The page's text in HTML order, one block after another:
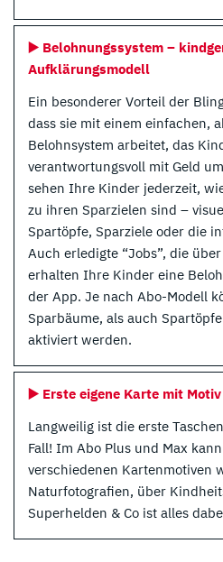
▶️ Belohnungssystem –
Aufklärungsmodell
Ein besonderer Vorteil der
dass sie mit einem einfachen,
Belohnsystem arbeitet, das
verantwortungsvoll mit Geld
sehen Ihre Kinder jederzeit,
zu ihren Sparzielen sind –
Spartöpfe, Sparziele oder die
Auch erledigte “Jobs”, die
erhalten Ihre Kinder eine
der App. Je nach Abo-Modell
Sparbäume, als auch
aktiviert werden.
▶️ Erste eigene Karte mit Motiv
Langweilig ist die erste
Fall! Im Abo Plus und Max
verschiedenen Kartenmotiven
Naturfotografien, über
Superhelden & Co ist alles